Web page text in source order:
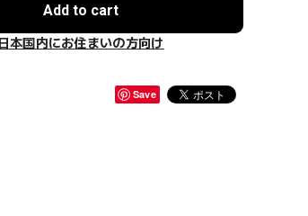
Add to cart
日本国内にお住まいの方向け
Save